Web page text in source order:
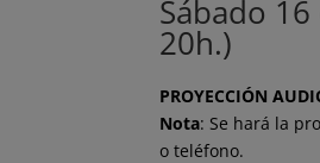
Sábado
20h.)
PROYECCIÓN
Nota: Se hará la
o teléfono.